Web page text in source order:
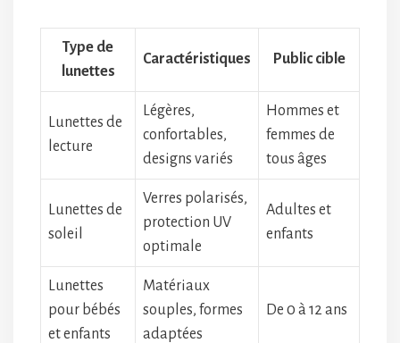
Type de
lunettes
Caractéristiques Public cible
Lunettes de
lecture
Légères,
confortables,
designs variés
Hommes et
femmes de
tous âges
Lunettes de
soleil
Verres polarisés,
protection UV
optimale
Adultes et
enfants
Lunettes
pour bébés
et enfants
Matériaux
souples, formes
adaptées
De 0 à 12 ans